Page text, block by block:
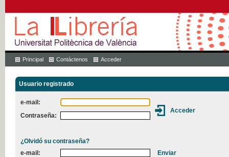
Principal Contáctenos Acceder
Usuario registrado
e-mail:
Contraseña:
¿Olvidó su contraseña?
e-mail: